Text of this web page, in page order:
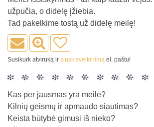
užpučia, o didelę įžiebia.
Tad pakelkime tostą už didelę meilę!
Susikurk atviruką ir siųsk sveikinimą el. paštu!
Kas per jausmas yra meilė?
Kilnių geismų ir apmaudo siautimas?
Keista būtybė gimusi iš nieko?